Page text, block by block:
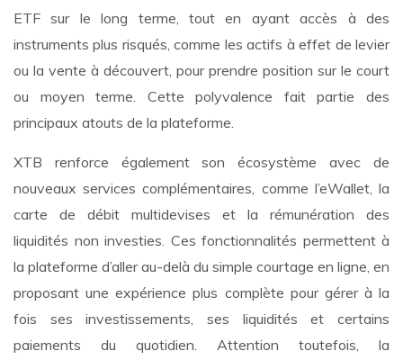
ETF sur le long terme, tout en ayant accès à des
instruments plus risqués, comme les actifs à effet de levier
ou la vente à découvert, pour prendre position sur le court
ou moyen terme. Cette polyvalence fait partie des
principaux atouts de la plateforme.
XTB renforce également son écosystème avec de
nouveaux services complémentaires, comme l’eWallet, la
carte de débit multidevises et la rémunération des
liquidités non investies. Ces fonctionnalités permettent à
la plateforme d’aller au-delà du simple courtage en ligne, en
proposant une expérience plus complète pour gérer à la
fois ses investissements, ses liquidités et certains
paiements du quotidien. Attention toutefois, la